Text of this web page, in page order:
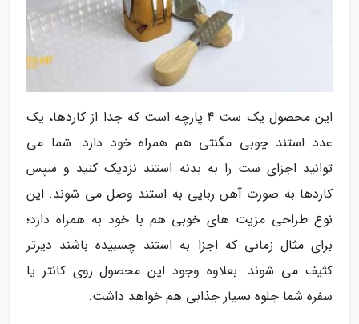
این محصول یک ست 4 پارچه است که جدا از کاردها، یک
عدد استند چوبی مگنتی هم همراه خود دارد. شما می
توانید اجزای ست را به بدنه استند نزدیک کنید و سپس
کاردها به صورت آهن ربایی به استند وصل می شوند. این
نوع طراحی مزیت های خوبی هم با خود به همراه دارد؛
برای مثال زمانی که اجزا به استند چسبیده باشند دیرتر
کثیف می شوند. بعلاوه وجود این محصول روی کانتر یا
سفره شما جلوه بسیار جذابی هم خواهد داشت.